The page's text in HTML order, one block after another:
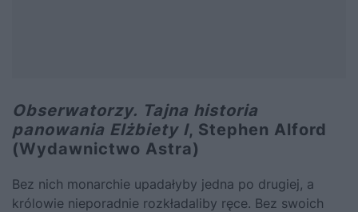
Obserwatorzy. Tajna historia
panowania Elżbiety I, Stephen Alford
(Wydawnictwo Astra)
Bez nich monarchie upadałyby jedna po drugiej, a
królowie nieporadnie rozkładaliby ręce. Bez swoich